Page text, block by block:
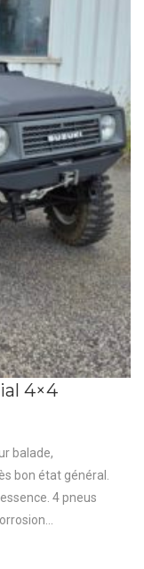
4×4
balade,
bon état général.
4 pneus